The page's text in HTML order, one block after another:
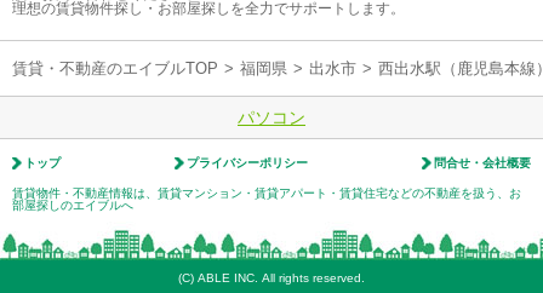
理想の賃貸物件探し・お部屋探しを全力でサポートします。
賃貸・不動産のエイブルTOP > 福岡県 > 出水市 > 西出水駅（鹿児島本線
パソコン
トップ プライバシーポリシー 問合せ・会社概要
賃貸物件・不動産情報は、賃貸マンション・賃貸アパート・賃貸住宅などの不動産を扱う、お
部屋探しのエイブルへ
(C) ABLE INC. All rights reserved.